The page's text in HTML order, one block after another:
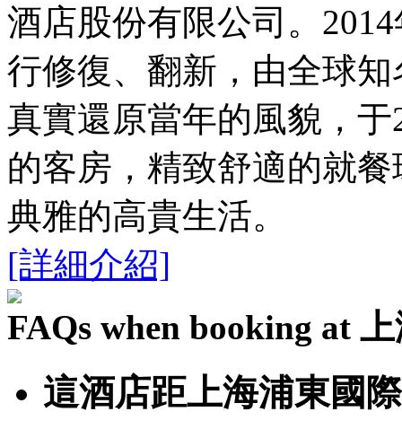
酒店股份有限公司。
行修復、翻新，由全球
真實還原當年的風貌，
的客房，精致舒適的就
典雅的高貴生活。
[詳細介紹]
FAQs when booking at
這酒店距上海浦東國